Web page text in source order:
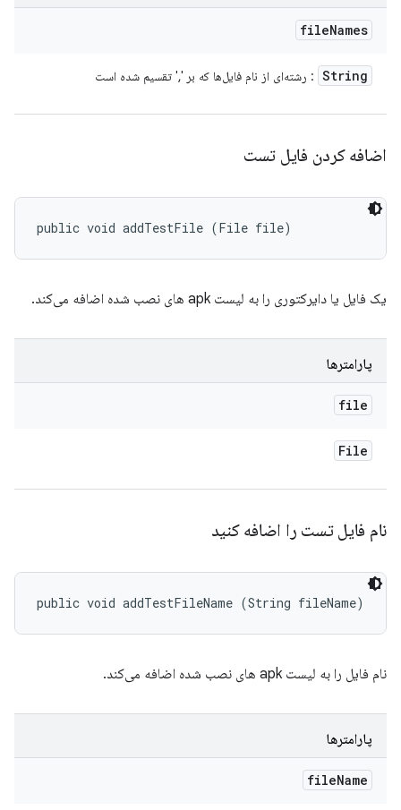
fileNames
String : رشته‌ای از نام فایل‌ها که بر ',' تقسیم شده است
اضافه کردن فایل تست
public void addTestFile (File file)
یک فایل یا دایرکتوری را به لیست apk های نصب شده اضافه می‌کند.
پارامترها
file
File
نام فایل تست را اضافه کنید
public void addTestFileName (String fileName)
نام فایل را به لیست apk های نصب شده اضافه می‌کند.
پارامترها
fileName